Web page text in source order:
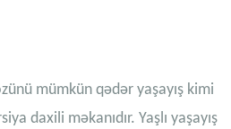
mümkün qədər yaşayış kimi
daxili məkanıdır. Yaşlı yaşayış